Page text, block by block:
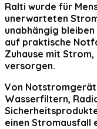
Ralti wurde für
unerwarteten
unabhängig
auf praktische
Zuhause mit
versorgen.
Von
Wasserfiltern,
einen Stromausfall